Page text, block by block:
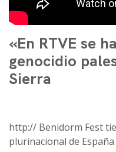
«En RTVE se
genocidio
Sierra
http:// Benidorm Fest
plurinacional de